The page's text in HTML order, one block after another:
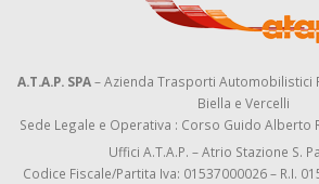
A.T.A.P. SPA– Azienda Trasporti Automobilistici
Biella e Vercelli
Sede Legale e Operativa : Corso Guido Alberto
Uffici A.T.A.P. – Atrio Stazione S.
Codice Fiscale/Partita Iva: 01537000026 – R.I.